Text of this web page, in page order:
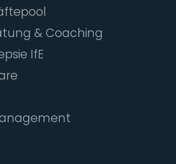
& Coaching
IfE